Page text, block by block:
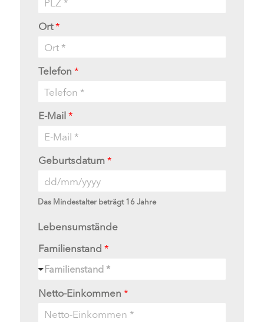
Ort*
Telefon *
E-Mail*
Geburtsdatum*
Das Mindestalter beträgt 16 Jahre
Lebensumstände
Familienstand *
Familienstand *
Netto-Einkommen *